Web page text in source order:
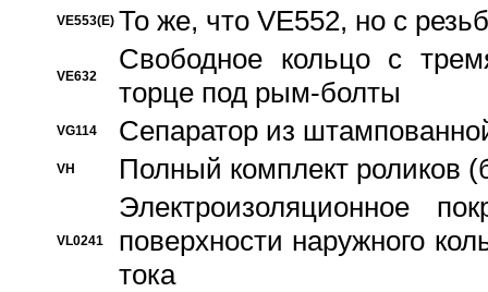
VE553(E) То же, что VE552, но с
VE632
Свободное кольцо с
торце под рым-болты
VG114 Сепаратор из
VH Полный комплект роликов
VL0241
Электроизоляционное
поверхности наружного
тока